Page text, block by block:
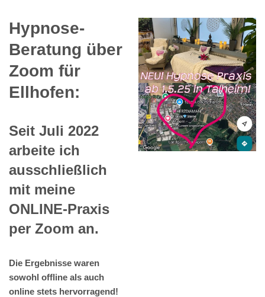
Hypnose-
Beratung über
Zoom für
Ellhofen:
Seit Juli 2022
arbeite ich
ausschließlich
mit meine
ONLINE-Praxis
per Zoom an.
Die Ergebnisse waren
sowohl offline als auch
online stets hervorragend!